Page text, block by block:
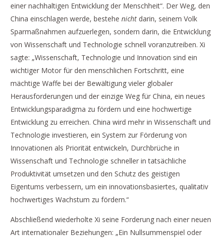
einer nachhaltigen Entwicklung der Menschheit“. Der Weg, den
China einschlagen werde, bestehe nichtdarin, seinem Volk
Sparmaßnahmen aufzuerlegen, sondern darin, die Entwicklung
von Wissenschaft und Technologie schnell voranzutreiben. Xi
sagte: „Wissenschaft, Technologie und Innovation sind ein
wichtiger Motor für den menschlichen Fortschritt, eine
mächtige Waffe bei der Bewältigung vieler globaler
Herausforderungen und der einzige Weg für China, ein neues
Entwicklungsparadigma zu fördern und eine hochwertige
Entwicklung zu erreichen. China wird mehr in Wissenschaft und
Technologie investieren, ein System zur Förderung von
Innovationen als Priorität entwickeln, Durchbrüche in
Wissenschaft und Technologie schneller in tatsächliche
Produktivität umsetzen und den Schutz des geistigen
Eigentums verbessern, um ein innovationsbasiertes, qualitativ
hochwertiges Wachstum zu fördern.“
Abschließend wiederholte Xi seine Forderung nach einer neuen
Art internationaler Beziehungen: „Ein Nullsummenspiel oder